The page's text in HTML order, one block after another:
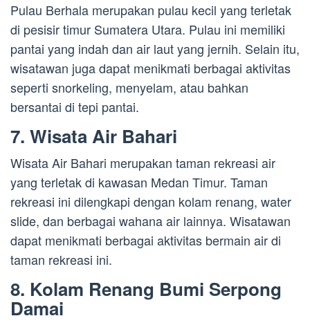
Pulau Berhala merupakan pulau kecil yang terletak
di pesisir timur Sumatera Utara. Pulau ini memiliki
pantai yang indah dan air laut yang jernih. Selain itu,
wisatawan juga dapat menikmati berbagai aktivitas
seperti snorkeling, menyelam, atau bahkan
bersantai di tepi pantai.
7. Wisata Air Bahari
Wisata Air Bahari merupakan taman rekreasi air
yang terletak di kawasan Medan Timur. Taman
rekreasi ini dilengkapi dengan kolam renang, water
slide, dan berbagai wahana air lainnya. Wisatawan
dapat menikmati berbagai aktivitas bermain air di
taman rekreasi ini.
8. Kolam Renang Bumi Serpong
Damai